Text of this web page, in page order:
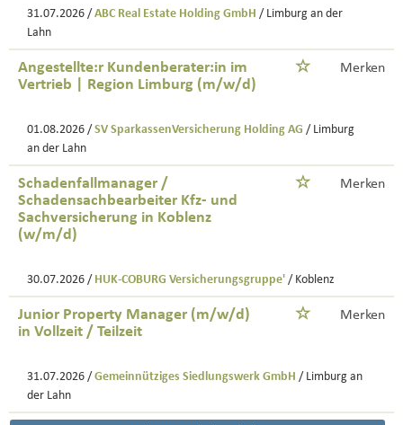
31.07.2026 / ABC Real Estate Holding GmbH / Limburg an der
Lahn
Angestellte:r Kundenberater:in im
Vertrieb | Region Limburg (m/w/d)
Merken
01.08.2026 / SV SparkassenVersicherung Holding AG / Limburg
an der Lahn
Schadenfallmanager /
Schadensachbearbeiter Kfz- und
Sachversicherung in Koblenz
(w/m/d)
Merken
30.07.2026 / HUK-COBURG Versicherungsgruppe' / Koblenz
Junior Property Manager (m/w/d)
in Vollzeit / Teilzeit
Merken
31.07.2026 / Gemeinnütziges Siedlungswerk GmbH / Limburg an
der Lahn